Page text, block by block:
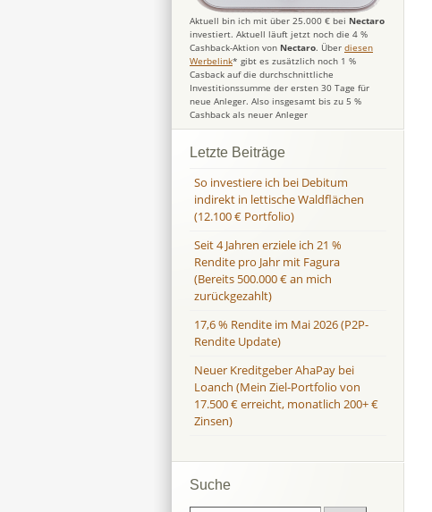
Aktuell bin ich mit über 25.000 € bei Nectaro
investiert. Aktuell läuft jetzt noch die 4 %
Cashback-Aktion von Nectaro. Über diesen
Werbelink* gibt es zusätzlich noch 1 %
Casback auf die durchschnittliche
Investitionssumme der ersten 30 Tage für
neue Anleger. Also insgesamt bis zu 5 %
Cashback als neuer Anleger
Letzte Beiträge
So investiere ich bei Debitum
indirekt in lettische Waldflächen
(12.100 € Portfolio)
Seit 4 Jahren erziele ich 21 %
Rendite pro Jahr mit Fagura
(Bereits 500.000 € an mich
zurückgezahlt)
17,6 % Rendite im Mai 2026 (P2P-
Rendite Update)
Neuer Kreditgeber AhaPay bei
Loanch (Mein Ziel-Portfolio von
17.500 € erreicht, monatlich 200+ €
Zinsen)
Suche